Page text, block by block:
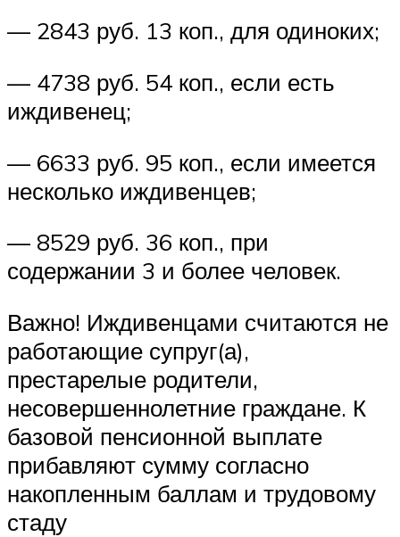
— 2843 руб. 13 коп., для одиноких;
— 4738 руб. 54 коп., если есть
иждивенец;
— 6633 руб. 95 коп., если имеется
несколько иждивенцев;
— 8529 руб. 36 коп., при
содержании 3 и более человек.
Важно! Иждивенцами считаются не
работающие супруг(а),
престарелые родители,
несовершеннолетние граждане. К
базовой пенсионной выплате
прибавляют сумму согласно
накопленным баллам и трудовому
стаду